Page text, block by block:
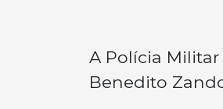
A Polícia
Benedito